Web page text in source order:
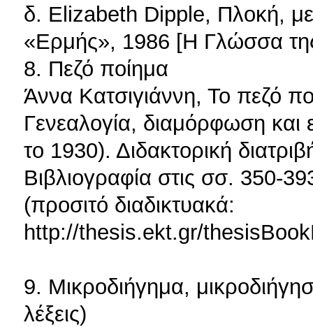
δ. Elizabeth Dipple, Πλοκή,
«Ερμής», 1986 [Η Γλώσσα
8. Πεζό ποίημα
Άννα Κατσιγιάννη, Το πεζό
Γενεαλογία, διαμόρφωση και
το 1930). Διδακτορική
Βιβλιογραφία στις σσ. 350-
(προσιτό διαδικτυακά:
http://thesis.ekt.gr/
9. Μικροδιήγημα,
λέξεις)